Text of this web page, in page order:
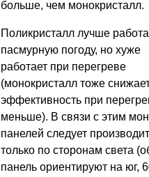
больше, чем монокристалл.
Поликристалл лучше
пасмурную погоду, но хуже
работает при перегреве
(монокристалл тоже
эффективность при
меньше). В связи с этим
панелей следует
только по сторонам света
панель ориентируют на юг,